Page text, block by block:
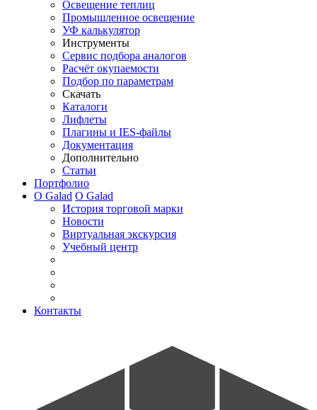
Освещение теплиц
Промышленное освещение
УФ калькулятор
Инструменты
Сервис подбора аналогов
Расчёт окупаемости
Подбор по параметрам
Скачать
Каталоги
Лифлеты
Плагины и IES-файлы
Документация
Дополнительно
Статьи
Портфолио
О Galad О Galad
История торговой марки
Новости
Виртуальная экскурсия
Учебный центр
Контакты